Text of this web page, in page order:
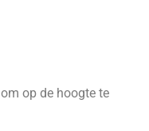
op de hoogte te